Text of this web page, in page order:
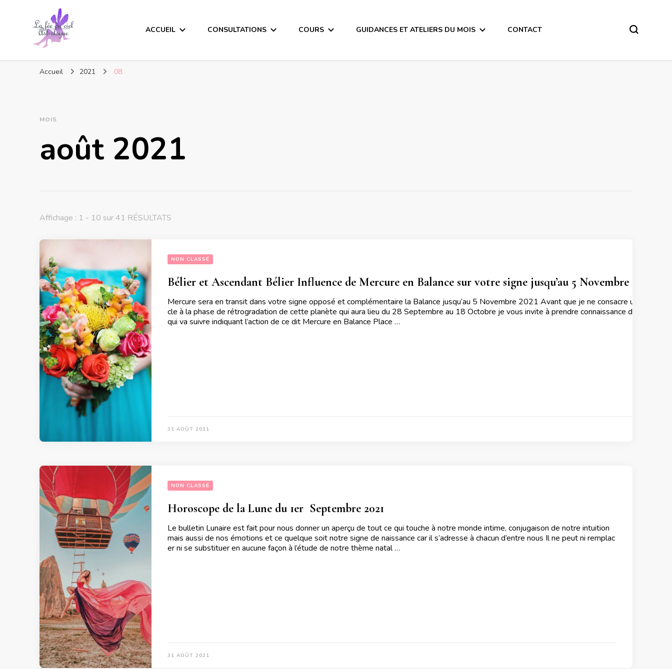
ACCUEIL CONSULTATIONS COURS GUIDANCES ET ATELIERS DU MOIS CONTACT
Accueil 2021 08
MOIS
août 2021
Affichage : 1 - 10 sur 41 RÉSULTATS
NON CLASSÉ
Bélier et Ascendant Bélier Influence de Mercure en Balance sur votre signe jusqu’au 5 Novembre 2021
Mercure sera en transit dans votre signe opposé et complémentaire la Balance jusqu’au 5 Novembre 2021 Avant que je ne consacre un arti
cle à la phase de rétrogradation de cette planète qui aura lieu du 28 Septembre au 18 Octobre je vous invite à prendre connaissance de ce
qui va suivre indiquant l’action de ce dit Mercure en Balance Place …
31 AOÛT 2021
NON CLASSÉ
Horoscope de la Lune du 1er  Septembre 2021
Le bulletin Lunaire est fait pour nous donner un aperçu de tout ce qui touche à notre monde intime, conjugaison de notre intuition
mais aussi de nos émotions et ce quelque soit notre signe de naissance car il s’adresse à chacun d’entre nous Il ne peut ni remplac
er ni se substituer en aucune façon à l’étude de notre thème natal …
31 AOÛT 2021